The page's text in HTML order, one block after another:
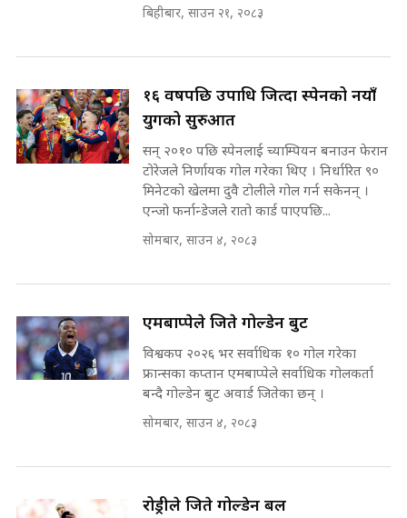
कहिले बन्ला चक्रपथ ? विस्तार कार्यमा
किन भइरहेछ ढिलाइ ?The Ring Road
Expansion Dilemma |
SIDHAKURA |
भूमिसुधार मन्त्रीलाई जोगाइदै ! ||
SIDHAKURA ||
७८ लाख घुस खाने मन्त्री ! जोगाउने
प्रधानमन्त्री ? || SIDHAKURA ||
||
अडियो | FULL AUDIO |
मन्त्री राजकुमारलाई घुस दिने विचौलीया
बिहीबार, साउन २१, २०८३
१६ वर्षपछि उपाधि जित्दा स्पेनको नयाँ
युगको सुरुआत
सन् २०१० पछि स्पेनलाई च्याम्पियन बनाउन फेरान
टोरेजले निर्णायक गोल गरेका थिए । निर्धारित ९०
मिनेटको खेलमा दुवै टोलीले गोल गर्न सकेनन् ।
एन्जो फर्नान्डेजले रातो कार्ड पाएपछि...
सोमबार, साउन ४, २०८३
एमबाप्पेले जिते गोल्डेन बुट
विश्वकप २०२६ भर सर्वाधिक १० गोल गरेका
फ्रान्सका कप्तान एमबाप्पेले सर्वाधिक गोलकर्ता
बन्दै गोल्डेन बुट अवार्ड जितेका छन् ।
सोमबार, साउन ४, २०८३
रोड्रीले जिते गोल्डेन बल